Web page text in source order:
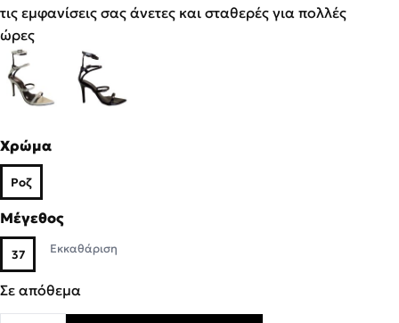
τις εμφανίσεις σας άνετες και σταθερές για πολλές
ώρες
Χρώμα
Ροζ
Μέγεθος
37 Εκκαθάριση
Σε απόθεμα